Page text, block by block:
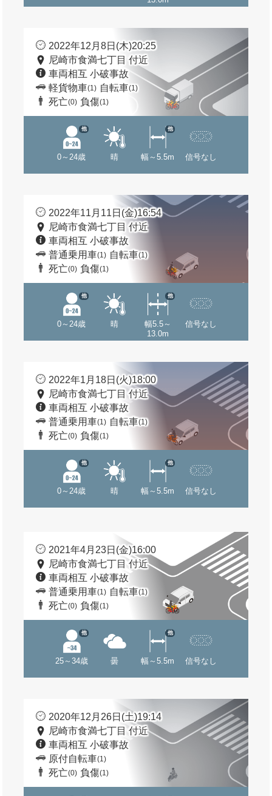
2022年12月8日(木)20:25
尼崎市食満七丁目 付近
車両相互 小破事故
軽貨物車(1) 自転車(1)
死亡(0) 負傷(1)
0～24歳
他
晴 幅～5.5m
他
信号なし
2022年11月11日(金)16:54
尼崎市食満七丁目 付近
車両相互 小破事故
普通乗用車(1) 自転車(1)
死亡(0) 負傷(1)
0～24歳
他
晴
幅5.5～
13.0m
他
信号なし
2022年1月18日(火)18:00
尼崎市食満七丁目 付近
車両相互 小破事故
普通乗用車(1) 自転車(1)
死亡(0) 負傷(1)
0～24歳
他
晴 幅～5.5m
他
信号なし
2021年4月23日(金)16:00
尼崎市食満七丁目 付近
車両相互 小破事故
普通乗用車(1) 自転車(1)
死亡(0) 負傷(1)
25～34歳
他
曇 幅～5.5m
他
信号なし
2020年12月26日(土)19:14
尼崎市食満七丁目 付近
車両相互 小破事故
原付自転車(1)
死亡(0) 負傷(1)